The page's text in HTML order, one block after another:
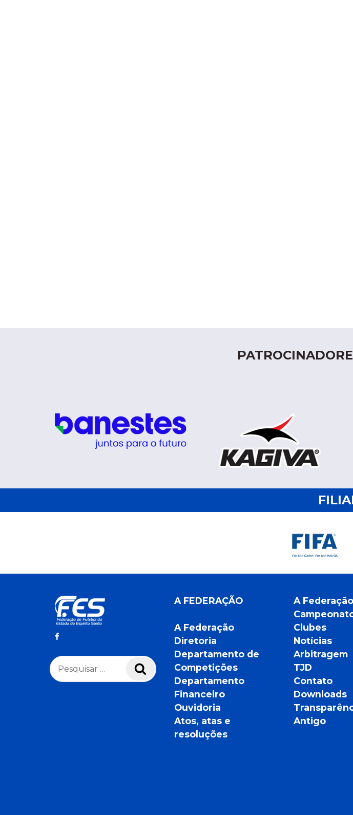
Pesquisar
por:
Pesquisar
A FEDERAÇÃO
A Federação
Diretoria
Departamento de
Competições
Departamento
Financeiro
Ouvidoria
Atos, atas e
resoluções
A Federação
Clubes
Notícias
Arbitragem
TJD
Contato
Downloads
Antigo